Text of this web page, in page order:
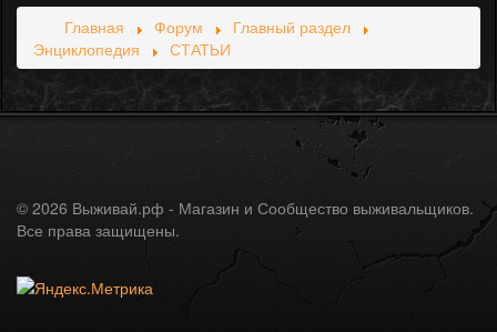
Главная Форум
Главный раздел
Энциклопедия
СТАТЬИ
© 2026 Выживай.рф - Магазин и Сообщество выживальщиков.
Все права защищены.